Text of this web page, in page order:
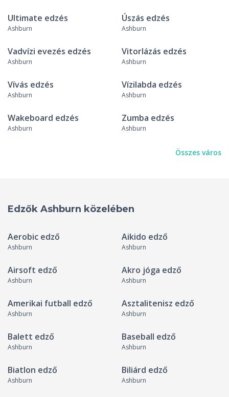
Ultimate edzés
Ashburn
Úszás edzés
Ashburn
Vadvízi evezés edzés
Ashburn
Vitorlázás edzés
Ashburn
Vívás edzés
Ashburn
Vízilabda edzés
Ashburn
Wakeboard edzés
Ashburn
Zumba edzés
Ashburn
Összes város
Edzők Ashburn közelében
Aerobic edző
Ashburn
Aikido edző
Ashburn
Airsoft edző
Ashburn
Akro jóga edző
Ashburn
Amerikai futball edző
Ashburn
Asztalitenisz edző
Ashburn
Balett edző
Ashburn
Baseball edző
Ashburn
Biatlon edző
Ashburn
Biliárd edző
Ashburn